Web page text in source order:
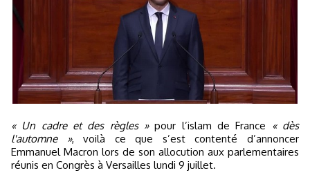
« Un cadre et des règles »pour l’islam de France
« dès
l'automne », voilà ce que s’est contenté d’annoncer
Emmanuel Macron lors de son allocution aux parlementaires
réunis en Congrès à Versailles lundi 9 juillet.